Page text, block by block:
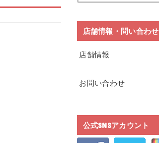
店舗情報・問い合わせ
店舗情報
お問い合わせ
公式SNSアカウント